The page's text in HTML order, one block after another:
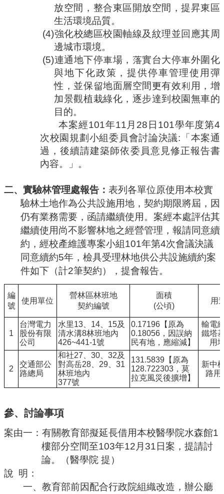
放空間，整合東區開放空間，提昇東區
生活環境品質。
(4)強化校總區校園軸線及紋理並回應其周
邊城市環境。
(5)連通地下停車場，落實台大停車外圍化
與地下化政策，提供停車管理使用彈
性，並保留地面層空間更有效利用，增
加景觀植栽綠化，逐步達到校園無車的
目的。
本案經101年11 月 28 日 101學年度第4
次校園規劃小組委員會討論決議: 「本案通
過，後續請建築師依委員意見修正報告書
內容。」。
二、實驗林管理處報告： 表列各單位原使用本校實
驗林土地作為公共設施用地，契約期限將屆，因
仍有業務需要，函請繼續使用。案經本處評估其
繼續使用尚不影響林地之經營管理，報請同意續
約，經校產維護專案小組 101年第4次會議決議
同意續約5年，檢具受理林地供公共設施續約案
件如下（計2筆契約），提會報告。
編
號
使用單位
營林區林班地
契約編號
面積
(公頃)
用
1
台灣電力
股份有限
公司
水里13、 14、 15及
清水溝8林班地內
426~441-1號
0.17196【原為
0.18056，因誤納
民有地，應縮減】
輸電
鐵塔
用
2
交通部公
路總局
和社27 30、 32及
對高岳28、 29、 31
林班地內
377號
131.5839【原為
128.722303，莫
拉克風災後擴增】
新中
路用
參、討論事項
案由一：有關教育部擬延長借用本校醫學院水森館1
樓部分空間至103年12 月 31 日案，提請討
論。（醫學院 提）
說 明：
一、教育部前因配合行政院組織改造，辦公廳